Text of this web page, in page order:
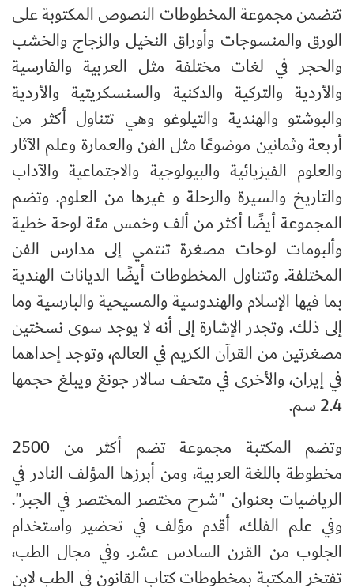
تتضمن مجموعة المخطوطات النصوص المكتوبة على
الورق والمنسوجات وأوراق النخيل والزجاج والخشب
والحجر في لغات مختلفة مثل العربية والفارسية
والأردية والتركية والدكنية والسنسكريتية والأردية
والبوشتو والهندية والتيلوغو وهي تتناول أكثر من
أربعة وثمانين موضوعًا مثل الفن والعمارة وعلم الآثار
والعلوم الفيزيائية والبيولوجية والاجتماعية والآداب
والتاريخ والسيرة والرحلة و غيرها من العلوم. وتضم
المجموعة أيضًا أكثر من ألف وخمس مئة لوحة خطية
وألبومات لوحات مصغرة تنتمي إلى مدارس الفن
المختلفة. وتتناول المخطوطات أيضًا الديانات الهندية
بما فيها الإسلام والهندوسية والمسيحية والبارسية وما
إلى ذلك. وتجدر الإشارة إلى أنه لا يوجد سوى نسختين
مصغرتين من القرآن الكريم في العالم، وتوجد إحداهما
في إيران، والأخرى في متحف سالار جونغ ويبلغ حجمها
2.4 سم
.
وتضم المكتبة مجموعة تضم أكثر من 2500
مخطوطة باللغة العربية، ومن أبرزها المؤلف النادر في
الرياضيات بعنوان "شرح مختصر المختصر في الجبر".
وفي علم الفلك، أقدم مؤلف في تحضير واستخدام
الجلوب من القرن السادس عشر. وفي مجال الطب،
تفتخر المكتبة بمخطوطات كتاب القانون في الطب لابن